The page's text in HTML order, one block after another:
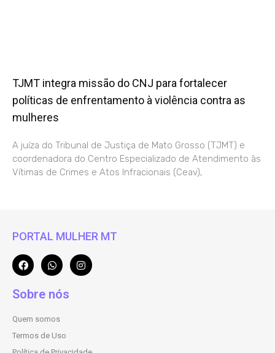
TJMT integra missão do CNJ para fortalecer
políticas de enfrentamento à violência contra as
mulheres
A juíza do Tribunal de Justiça de Mato Grosso (TJMT) e
coordenadora do Centro Especializado de Atendimento às
Vítimas de Crimes e Atos Infracionais (Ceav),
PORTAL MULHER MT
Sobre nós
Quem somos
Termos de Uso